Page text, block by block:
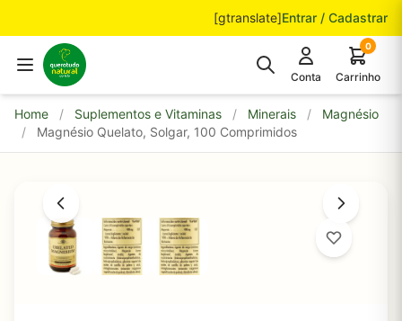
[gtranslate]Entrar / Cadastrar
Conta
0
Carrinho
Home / Suplementos e Vitaminas / Minerais /
Magnésio
/
Magnésio Quelato, Solgar, 100 Comprimidos